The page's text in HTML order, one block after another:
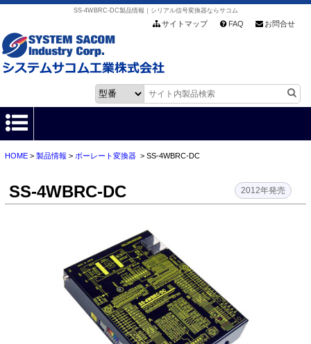
SS-4WBRC-DC製品情報｜シリアル信号変換器ならサコム
サイトマップ FAQ お問合せ
HOME
お客様サポート
会社情報
お問い合わせ
HOME> 製品情報 > ボーレート変換器> SS-4WBRC-DC
SS-4WBRC-DC 2012年発売